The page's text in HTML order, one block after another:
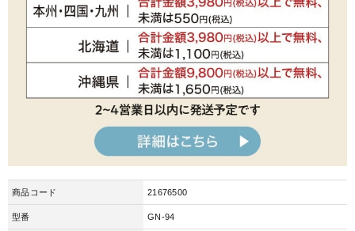
商品コード 21676500
型番 GN-94